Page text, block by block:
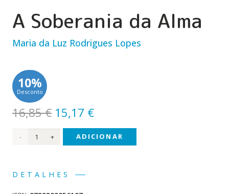
A Soberania da Alma
Maria da Luz Rodrigues Lopes
10%
Desconto
16,85€ O
preço
original
16,85 €.
15,17 €O
preço
atual
Quantidade
ADICIONAR
DETALHES